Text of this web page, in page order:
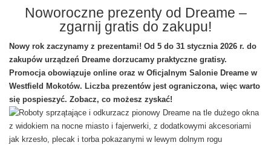
Noworoczne prezenty od Dreame –
zgarnij gratis do zakupu!
Nowy rok zaczynamy z prezentami! Od 5 do 31 stycznia 2026 r. do
zakupów urządzeń Dreame dorzucamy praktyczne gratisy.
Promocja obowiązuje online oraz w Oficjalnym Salonie Dreame w
Westfield Mokotów. Liczba prezentów jest ograniczona, więc warto
się pospieszyć. Zobacz, co możesz zyskać!